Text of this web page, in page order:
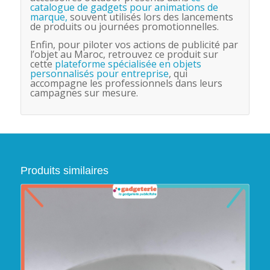
catalogue de gadgets pour animations de
marque, souvent utilisés lors des lancements
de produits ou journées promotionnelles.
Enfin, pour piloter vos actions de publicité par
l’objet au Maroc, retrouvez ce produit sur
cette plateforme spécialisée en objets
personnalisés pour entreprise, qui
accompagne les professionnels dans leurs
campagnes sur mesure.
Produits similaires